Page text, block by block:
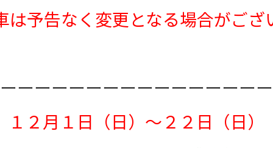
予告なく変更となる場合がござ
ーーーーーーーーーーーーーー
１２月１日（日）～２２日（日）